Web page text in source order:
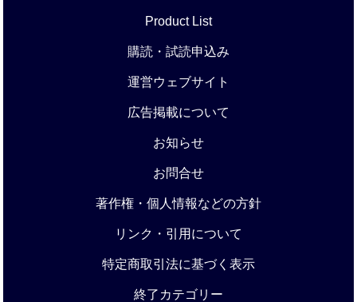
Product List
購読・試読申込み
運営ウェブサイト
広告掲載について
お知らせ
お問合せ
著作権・個人情報などの方針
リンク・引用について
特定商取引法に基づく表示
終了カテゴリー